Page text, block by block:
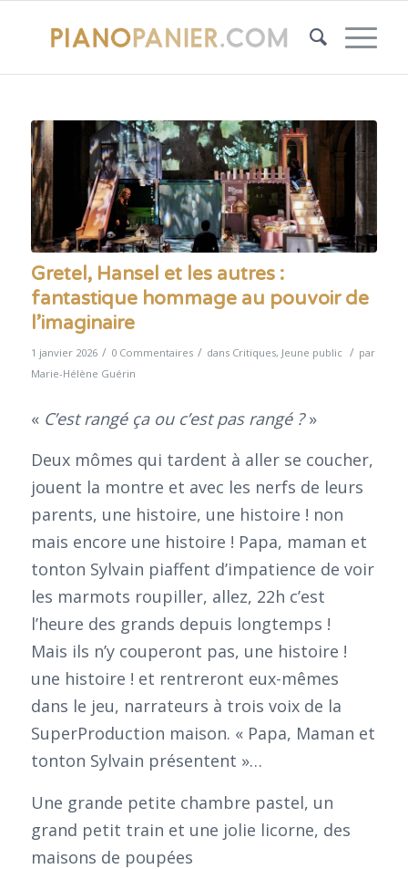
Gretel, Hansel et les autres :
fantastique hommage au pouvoir de
l’imaginaire
1 janvier 2026 / 0 Commentaires / dans Critiques, Jeune public / par
Marie-Hélène Guérin
« C’est rangé ça ou c’est pas rangé ?»
Deux mômes qui tardent à aller se coucher,
jouent la montre et avec les nerfs de leurs
parents, une histoire, une histoire ! non
mais encore une histoire ! Papa, maman et
tonton Sylvain piaffent d’impatience de voir
les marmots roupiller, allez, 22h c’est
l’heure des grands depuis longtemps !
Mais ils n’y couperont pas, une histoire !
une histoire ! et rentreront eux-mêmes
dans le jeu, narrateurs à trois voix de la
SuperProduction maison. « Papa, Maman et
tonton Sylvain présentent »…
Une grande petite chambre pastel, un
grand petit train et une jolie licorne, des
maisons de poupées